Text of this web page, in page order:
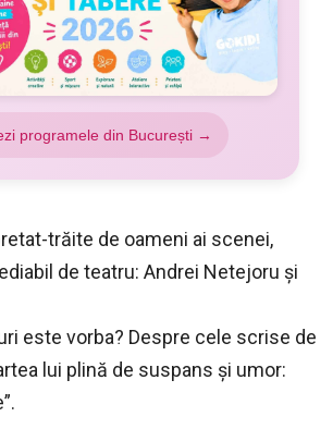
programele din București →
trăite de oameni ai scenei,
de teatru: Andrei Netejoru și
este vorba? Despre cele scrise de
lui plină de suspans și umor: